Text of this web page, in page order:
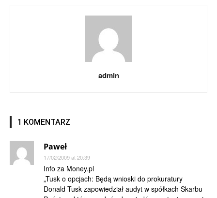
admin
1 KOMENTARZ
Paweł
17/02/2009 at 20:39
Info za Money.pl
„Tusk o opcjach: Będą wnioski do prokuratury
Donald Tusk zapowiedział audyt w spółkach Skarbu